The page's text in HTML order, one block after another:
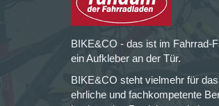
BIKE&CO - das ist im Fahrrad-
ein Aufkleber an der Tür.
BIKE&CO steht vielmehr für
ehrliche und fachkompetente